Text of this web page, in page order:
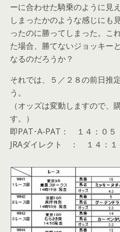
ーに合わせた騎乗のように見
しまったかのような感じにも
ったのに勝ってしまった。こ
た場合、勝てないジョッキー
なるのだろうか？
それでは、５／２８の前日推
う。
（オッズは変動しますので、
す。）
即PAT･A-PAT： １４：０５
JRAダイレクト ： １４：１